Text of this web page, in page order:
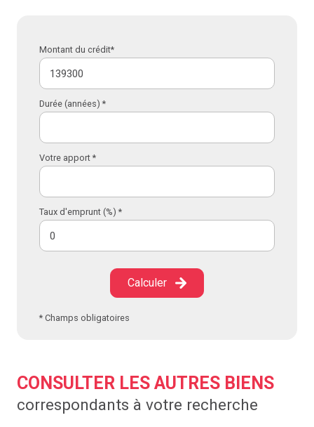
Montant du crédit*
Durée (années) *
Votre apport *
Taux d'emprunt (%) *
Calculer
* Champs obligatoires
CONSULTER LES AUTRES BIENS
correspondants à votre recherche